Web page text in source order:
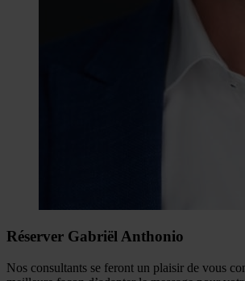
Réserver Gabriël Anthonio
Nos consultants se feront un plaisir de vous